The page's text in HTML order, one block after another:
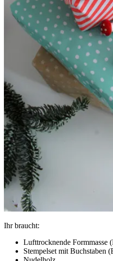
Ihr braucht:
Lufttrocknende Formmasse
Stempelset mit Buchstaben